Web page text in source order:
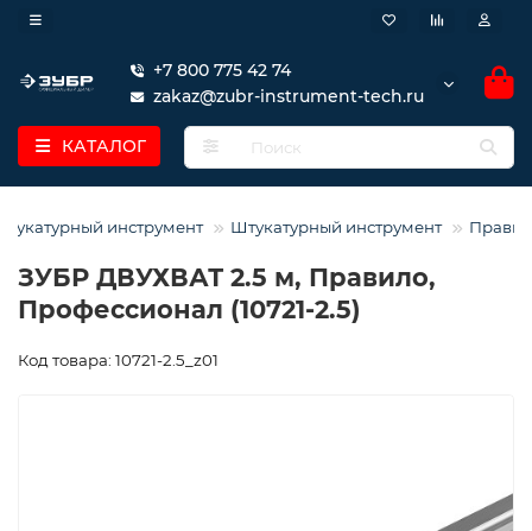
+7 800 775 42 74
zakaz@zubr-instrument-tech.ru
КАТАЛОГ
инструмент Штукатурный инструмент
ЗУБР ДВУХВАТ 2.5 м, Правило,
Профессионал (10721-2.5)
Код товара: 10721-2.5_z01